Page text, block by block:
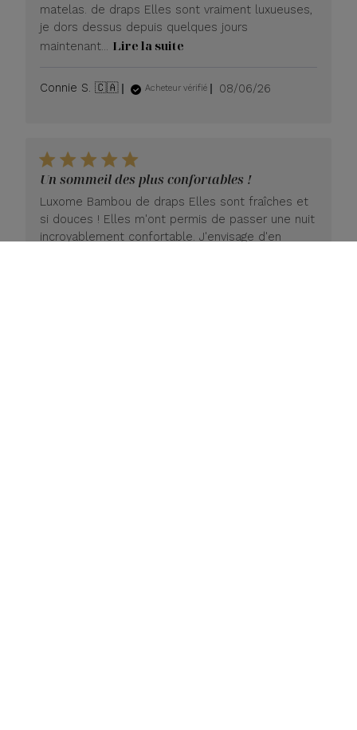
matelas. de draps Elles sont vraiment luxueuses,
je dors dessus depuis quelques jours
maintenant... Lire la suite
Connie S. 🇨🇦 Acheteur vérifié
Date
08/06/26
Un sommeil des plus confortables !
Luxome Bambou de draps Elles sont fraîches et
si douces ! Elles m'ont permis de passer une nuit
incroyablement confortable. J'envisage d'en